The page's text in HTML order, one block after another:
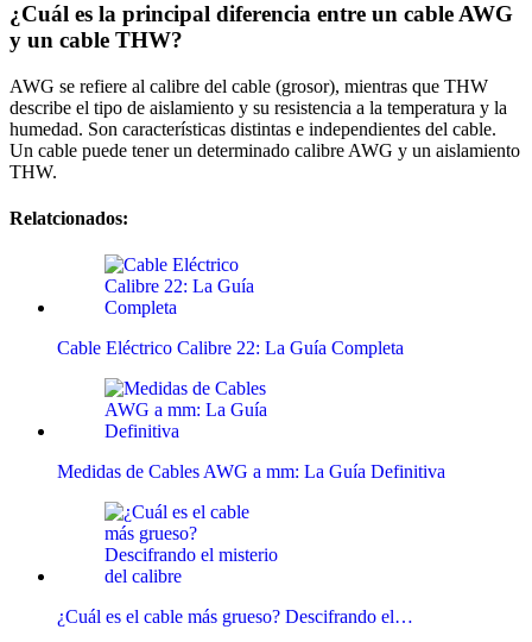
¿Cuál es la principal diferencia entre un cable AWG
y un cable THW?
AWG se refiere al calibre del cable (grosor), mientras que THW
describe el tipo de aislamiento y su resistencia a la temperatura y la
humedad. Son características distintas e independientes del cable.
Un cable puede tener un determinado calibre AWG y un aislamiento
THW.
Relatcionados:
Cable Eléctrico Calibre 22: La Guía Completa
Medidas de Cables AWG a mm: La Guía Definitiva
¿Cuál es el cable más grueso? Descifrando el…